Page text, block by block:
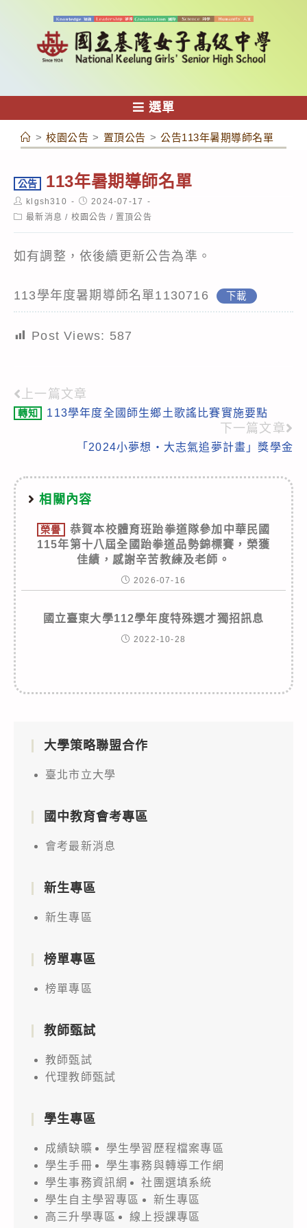
容
選單
> 校園公告 > 置頂公告 > 公告113年暑期導師名單
公告 113年暑期導師名單
Post
author:
klgsh310
Post
published:
2024-07-17
Post最新消息 / 校園公告 / 置頂公告
如有調整，依後續更新公告為準。
113學年度暑期導師名單1130716 下載
Post Views: 587
Read
more
上一篇文章
轉知 113學年度全國師生鄉土歌謠比賽實施要點
下一篇文章
「2024小夢想‧大志氣追夢計畫」獎學金
相關內容
榮譽
恭賀本校體育班跆拳道隊參加中華民國
115年第十八屆全國跆拳道品勢錦標賽，榮獲
佳績，感謝辛苦教練及老師。
2026-07-16
國立臺東大學112學年度特殊選才獨招訊息
2022-10-28
大學策略聯盟合作
臺北市立大學
國中教育會考專區
會考最新消息
新生專區
新生專區
榜單專區
榜單專區
教師甄試
教師甄試
代理教師甄試
學生專區
成績缺曠
學生學習歷程檔案專區
學生手冊
學生事務與轉導工作網
學生事務資訊網
社團選填系統
學生自主學習專區
新生專區
高三升學專區
線上授課專區